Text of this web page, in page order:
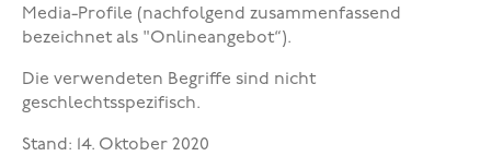
Media-Profile (nachfolgend zusammenfassend
bezeichnet als "Onlineangebot“).
Die verwendeten Begriffe sind nicht
geschlechtsspezifisch.
Stand: 14. Oktober 2020